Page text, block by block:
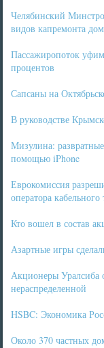
Челябинский
видов капремонта
Пассажиропоток
процентов
Сапсаны на
В руководстве
Мизулина:
помощью iPhone
Еврокомиссия
оператора
Кто вошел в состав
Азартные игры
Акционеры Уралсиба
нераспределенной
HSBC: Экономика
Около 370 частных